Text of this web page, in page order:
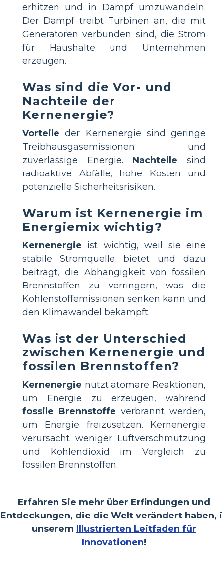
erhitzen und in Dampf umzuwandeln.
Der Dampf treibt Turbinen an, die mit
Generatoren verbunden sind, die Strom
für Haushalte und Unternehmen
erzeugen.
Was sind die Vor- und
Nachteile der
Kernenergie?
Vorteile der Kernenergie sind geringe
Treibhausgasemissionen und
zuverlässige Energie. Nachteile sind
radioaktive Abfälle, hohe Kosten und
potenzielle Sicherheitsrisiken.
Warum ist Kernenergie im
Energiemix wichtig?
Kernenergie ist wichtig, weil sie eine
stabile Stromquelle bietet und dazu
beiträgt, die Abhängigkeit von fossilen
Brennstoffen zu verringern, was die
Kohlenstoffemissionen senken kann und
den Klimawandel bekämpft.
Was ist der Unterschied
zwischen Kernenergie und
fossilen Brennstoffen?
Kernenergie nutzt atomare Reaktionen,
um Energie zu erzeugen, während
fossile Brennstoffe verbrannt werden,
um Energie freizusetzen. Kernenergie
verursacht weniger Luftverschmutzung
und Kohlendioxid im Vergleich zu
fossilen Brennstoffen.
Erfahren Sie mehr über Erfindungen und
Entdeckungen, die die Welt verändert haben,
unserem Illustrierten Leitfaden für
Innovationen!